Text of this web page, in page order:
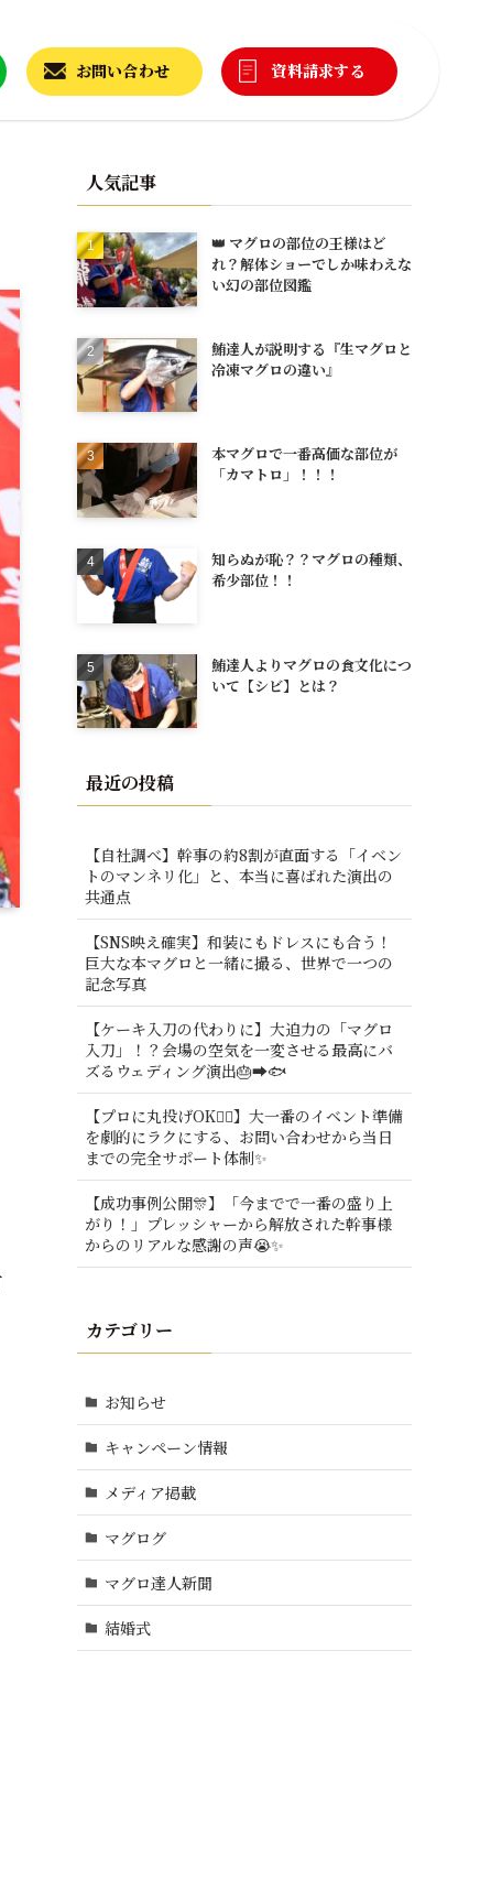
お問い合わせ 資料請求する
人気記事
👑 マグロの部位の王様はど
れ？解体ショーでしか味わえな
い幻の部位図鑑
鮪達人が説明する『生マグロと
冷凍マグロの違い』
本マグロで一番高価な部位が
「カマトロ」！！！
知らぬが恥？？マグロの種類、
希少部位！！
鮪達人よりマグロの食文化につ
いて【シビ】とは？
最近の投稿
【自社調べ】幹事の約8割が直面する「イベン
トのマンネリ化」と、本当に喜ばれた演出の
共通点
【SNS映え確実】和装にもドレスにも合う！
巨大な本マグロと一緒に撮る、世界で一つの
記念写真
【ケーキ入刀の代わりに】大迫力の「マグロ
入刀」！？会場の空気を一変させる最高にバ
ズるウェディング演出🎂➡️🐟
【プロに丸投げOK🙆‍♂️】大一番のイベント準備
を劇的にラクにする、お問い合わせから当日
までの完全サポート体制✨
【成功事例公開🎊】「今までで一番の盛り上
がり！」プレッシャーから解放された幹事様
からのリアルな感謝の声😭✨
カテゴリー
お知らせ
キャンペーン情報
メディア掲載
マグログ
マグロ達人新聞
結婚式